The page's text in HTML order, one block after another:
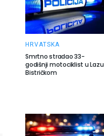
HRVATSKA
Smrtno stradao 33-
godišnji motociklist u Lazu
Bistričkom